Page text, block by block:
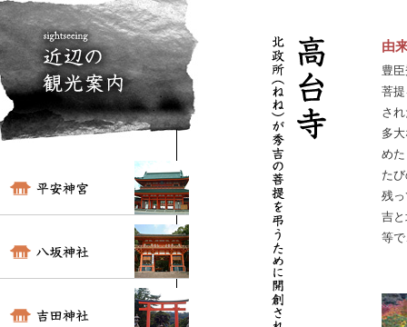
由
豊
菩
さ
多
め
た
残
吉
等